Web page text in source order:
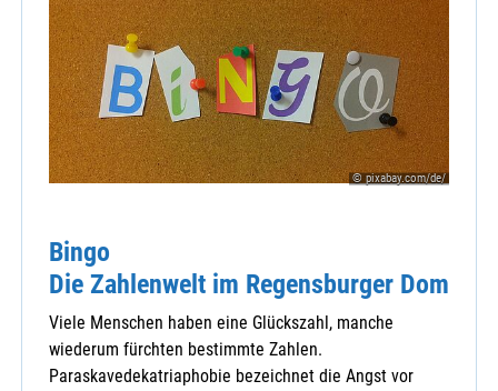
Hospizgruppe Dingolfing - Landau
KAB Kreisverband Dingolfing
KLB überörtlich
KOLPING Überörtlich
Kreis-Caritasverband Landau a. d. Isar e
MMC
Tagespflege
© pixabay.com/de/
Bingo
Die Zahlenwelt im Regensburger Dom
Viele Menschen haben eine Glückszahl, manche
wiederum fürchten bestimmte Zahlen.
Paraskavedekatriaphobie bezeichnet die Angst vor